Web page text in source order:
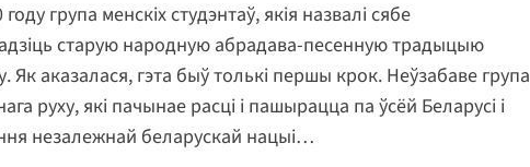
група менскіх студэнтаў, якія назвалі сябе
старую народную абрадава-песенную традыцыю
Як аказалася, гэта быў толькі першы крок. Неўзабаве група
руху, які пачынае расці і пашырацца па ўсёй Беларусі і
незалежнай беларускай нацыі…